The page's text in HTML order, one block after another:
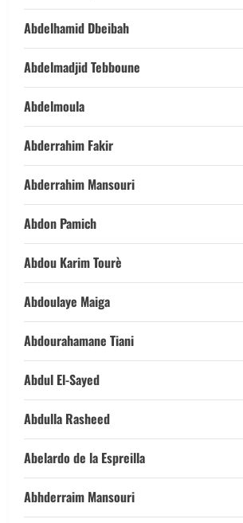
Abdelhamid Dbeibah
Abdelmadjid Tebboune
Abdelmoula
Abderrahim Fakir
Abderrahim Mansouri
Abdon Pamich
Abdou Karim Tourè
Abdoulaye Maiga
Abdourahamane Tiani
Abdul El-Sayed
Abdulla Rasheed
Abelardo de la Espreilla
Abhderraim Mansouri